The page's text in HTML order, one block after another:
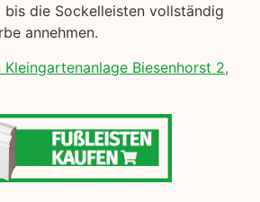
bis die Sockelleisten vollständig
annehmen.
Biesenhorst 2,